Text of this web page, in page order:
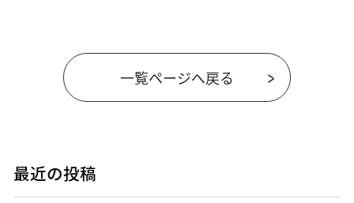
一覧ページへ戻る
最近の投稿